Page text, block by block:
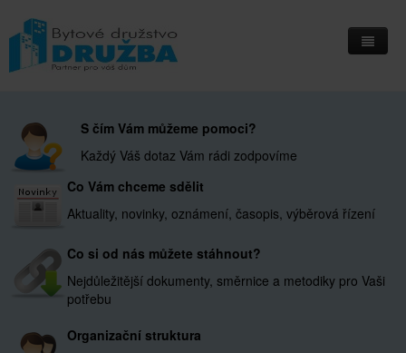
S čím Vám můžeme pomoci?
Každý Váš dotaz Vám rádi zodpovíme
Co Vám chceme sdělit
Aktuality, novinky, oznámení, časopis, výběrová řízení
Co si od nás můžete stáhnout?
Nejdůležitější dokumenty, směrnice a metodiky pro Vaši
potřebu
Organizační struktura
Informační deska
Přihlášení do IS Integri
Kontakty
Kde nás najdete